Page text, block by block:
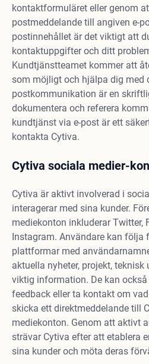
kontaktformuläret eller genom
postmeddelande till angiven e-
postinnehållet är det viktigt att
kontaktuppgifter och ditt
Kundtjänstteamet kommer att
som möjligt och hjälpa dig med
postkommunikation är en
dokumentera och referera
kundtjänst via e-post är ett
kontakta Cytiva.
Cytiva sociala medier-
Cytiva är aktivt involverad i
interagerar med sina kunder.
mediekonton inkluderar Twitter,
Instagram. Användare kan följa
plattformar med
aktuella nyheter, projekt,
viktig information. De kan
feedback eller ta kontakt om
skicka ett direktmeddelande till
mediekonton. Genom att aktivt
strävar Cytiva efter att etablera
sina kunder och möta deras